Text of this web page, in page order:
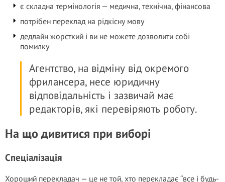
є складна термінологія — медична, технічна, фінансова
потрібен переклад на рідкісну мову
дедлайн жорсткий і ви не можете дозволити собі
помилку
Агентство, на відміну від окремого
фрилансера, несе юридичну
відповідальність і зазвичай має
редакторів, які перевіряють роботу.
На що дивитися при виборі
Спеціалізація
Хороший перекладач — це не той, хто перекладає “все і будь-